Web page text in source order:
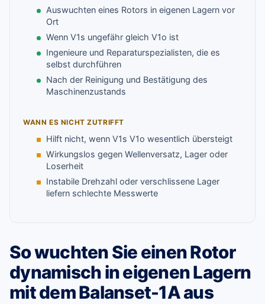
Auswuchten eines Rotors in eigenen Lagern vor
Ort
Wenn V1s ungefähr gleich V1o ist
Ingenieure und Reparaturspezialisten, die es
selbst durchführen
Nach der Reinigung und Bestätigung des
Maschinenzustands
WANN ES NICHT ZUTRIFFT
Hilft nicht, wenn V1s V1o wesentlich übersteigt
Wirkungslos gegen Wellenversatz, Lager oder
Loserheit
Instabile Drehzahl oder verschlissene Lager
liefern schlechte Messwerte
So wuchten Sie einen Rotor
dynamisch in eigenen Lagern
mit dem Balanset-1A aus